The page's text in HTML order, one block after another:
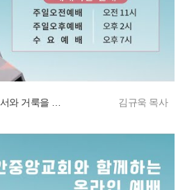
김규욱 목사